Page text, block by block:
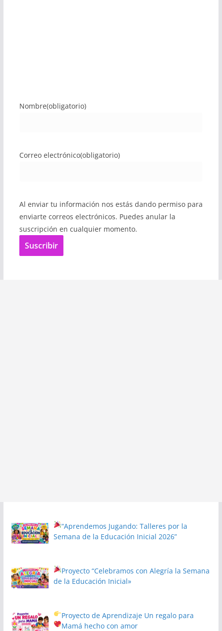
Nombre(obligatorio)
Correo electrónico(obligatorio)
Al enviar tu información nos estás dando permiso para
enviarte correos electrónicos. Puedes anular la
suscripción en cualquier momento.
Suscribir
“Aprendemos Jugando: Talleres por la
Semana de la Educación Inicial 2026”
Proyecto“Celebramos con Alegría la Semana
de la Educación Inicial»
Proyecto de Aprendizaje Un regalo para
Mamá hecho con amor